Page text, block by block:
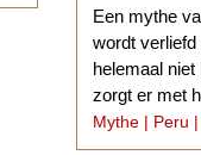
Een mythe
wordt
helemaal
zorgt er met
Mythe | Peru